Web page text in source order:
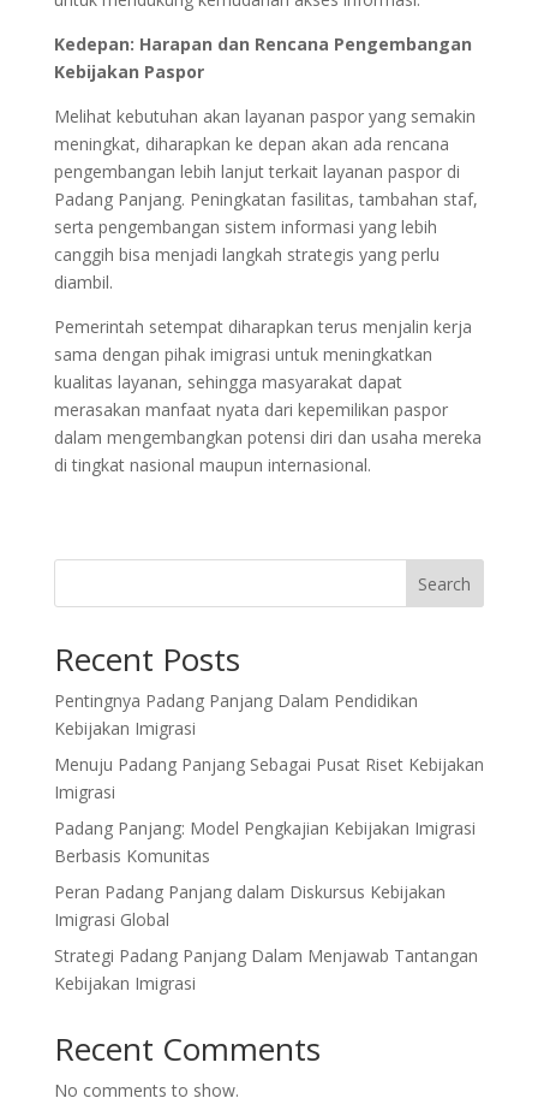
Kedepan: Harapan dan Rencana Pengembangan
Kebijakan Paspor
Melihat kebutuhan akan layanan paspor yang semakin
meningkat, diharapkan ke depan akan ada rencana
pengembangan lebih lanjut terkait layanan paspor di
Padang Panjang. Peningkatan fasilitas, tambahan staf,
serta pengembangan sistem informasi yang lebih
canggih bisa menjadi langkah strategis yang perlu
diambil.
Pemerintah setempat diharapkan terus menjalin kerja
sama dengan pihak imigrasi untuk meningkatkan
kualitas layanan, sehingga masyarakat dapat
merasakan manfaat nyata dari kepemilikan paspor
dalam mengembangkan potensi diri dan usaha mereka
di tingkat nasional maupun internasional.
Search
Recent Posts
Pentingnya Padang Panjang Dalam Pendidikan
Kebijakan Imigrasi
Menuju Padang Panjang Sebagai Pusat Riset Kebijakan
Imigrasi
Padang Panjang: Model Pengkajian Kebijakan Imigrasi
Berbasis Komunitas
Peran Padang Panjang dalam Diskursus Kebijakan
Imigrasi Global
Strategi Padang Panjang Dalam Menjawab Tantangan
Kebijakan Imigrasi
Recent Comments
No comments to show.